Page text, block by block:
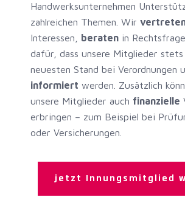
Handwerksunternehmen
zahlreichen Themen. Wir
Interessen, beraten in
dafür, dass unsere Mitglieder
neuesten Stand bei Verordnungen
informiert werden. Zusätzlich
unsere Mitglieder auch finanzielle
erbringen – zum Beispiel bei
oder Versicherungen.
jetzt Innungsmitglied